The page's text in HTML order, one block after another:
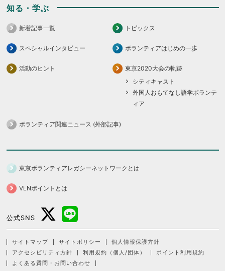
知る・学ぶ
新着記事一覧 トピックス
スペシャルインタビュー ボランティアはじめの一歩
活動のヒント
東京2020大会の軌跡
シティキャスト
外国人おもてなし語学ボランテ
ィア
ボランティア関連ニュース (外部記事)
東京ボランティアレガシーネットワークとは
VLNポイントとは
公式SNS
サイトマップ サイトポリシー
個人情報保護方針
アクセシビリティ方針
利用規約（個人/団体）
ポイント利用規約
よくある質問・お問い合わせ